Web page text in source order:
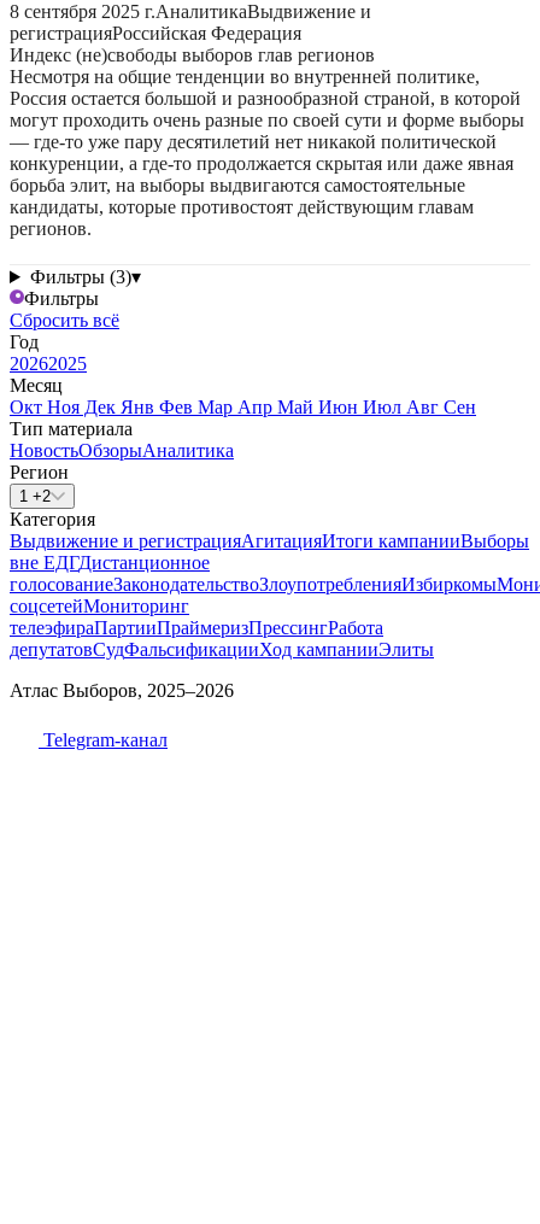
8 сентября 2025 г.АналитикаВыдвижение и
регистрацияРоссийская Федерация
Индекс (не)свободы выборов глав регионов
Несмотря на общие тенденции во внутренней политике,
Россия остается большой и разнообразной страной, в которой
могут проходить очень разные по своей сути и форме выборы
— где-то уже пару десятилетий нет никакой политической
конкуренции, а где-то продолжается скрытая или даже явная
борьба элит, на выборы выдвигаются самостоятельные
кандидаты, которые противостоят действующим главам
регионов.
Фильтры (3)▾
Фильтры
Сбросить всё
Год
20262025
Месяц
Окт Ноя Дек Янв Фев Мар Апр Май Июн Июл Авг Сен
Тип материала
НовостьОбзорыАналитика
Регион
1 +2
Категория
Выдвижение и регистрацияАгитацияИтоги кампанииВыборы
вне ЕДГДистанционное
голосованиеЗаконодательствоЗлоупотребленияИзбиркомы
соцсетейМониторинг
телеэфираПартииПраймеризПрессингРабота
депутатовСудФальсификацииХод кампанииЭлиты
Атлас Выборов, 2025–2026
Telegram-канал